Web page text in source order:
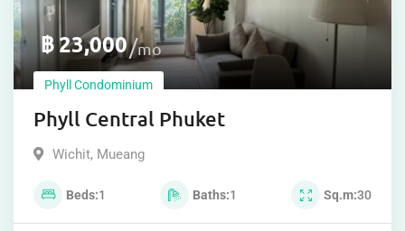
฿23,000 mo
Phyll Condominium
Phyll Central Phuket
Wichit, Mueang
Beds 1 Baths 1 Sq.m 30